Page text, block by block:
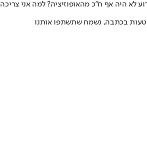
לא היה אף ח"כ מהאופוזיציה? למה אני צריכה
טעות בכתבה, נשמח שתשתפו אותנו